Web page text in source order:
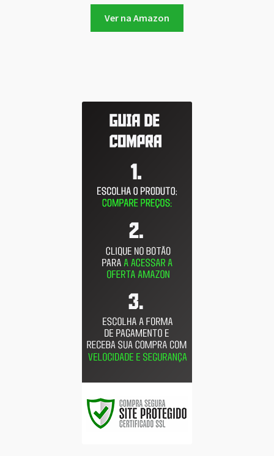
Ver na Amazon